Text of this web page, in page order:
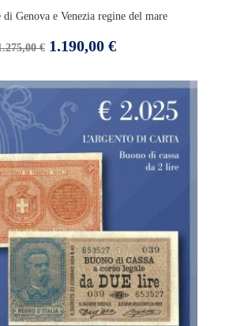
Genova e Venezia regine del mare
€ Prezzo
1.190,00 €